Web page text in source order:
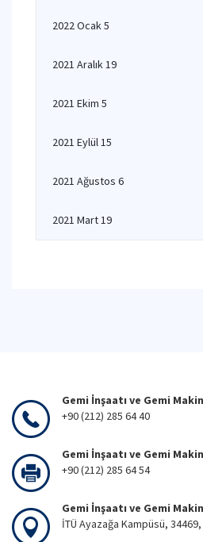
2022 Ocak 5
2021 Aralık 19
2021 Ekim 5
2021 Eylül 15
2021 Ağustos 6
2021 Mart 19
Gemi İnşaatı ve Gemi
+90 (212) 285 64 40
Gemi İnşaatı ve Gemi
+90 (212) 285 64 54
Gemi İnşaatı ve Gemi
İTÜ Ayazağa Kampüsü,